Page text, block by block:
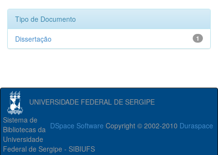
Tipo de Documento
1
Dissertação
UNIVERSIDADE FEDERAL DE SERGIPE
DSpace Software Copyright © 2002-2010 Duraspace
Sistema de
Bibliotecas da
Universidade
Federal de Sergipe - SIBIUFS